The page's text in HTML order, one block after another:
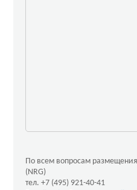
По всем вопросам
(NRG)
тел. +7 (495) 921-40-41